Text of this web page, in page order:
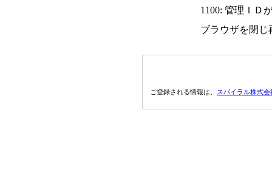
1100: 管理ＩＤ
ブラウザを閉じ
ご登録される情報は、 スパイラル株式会